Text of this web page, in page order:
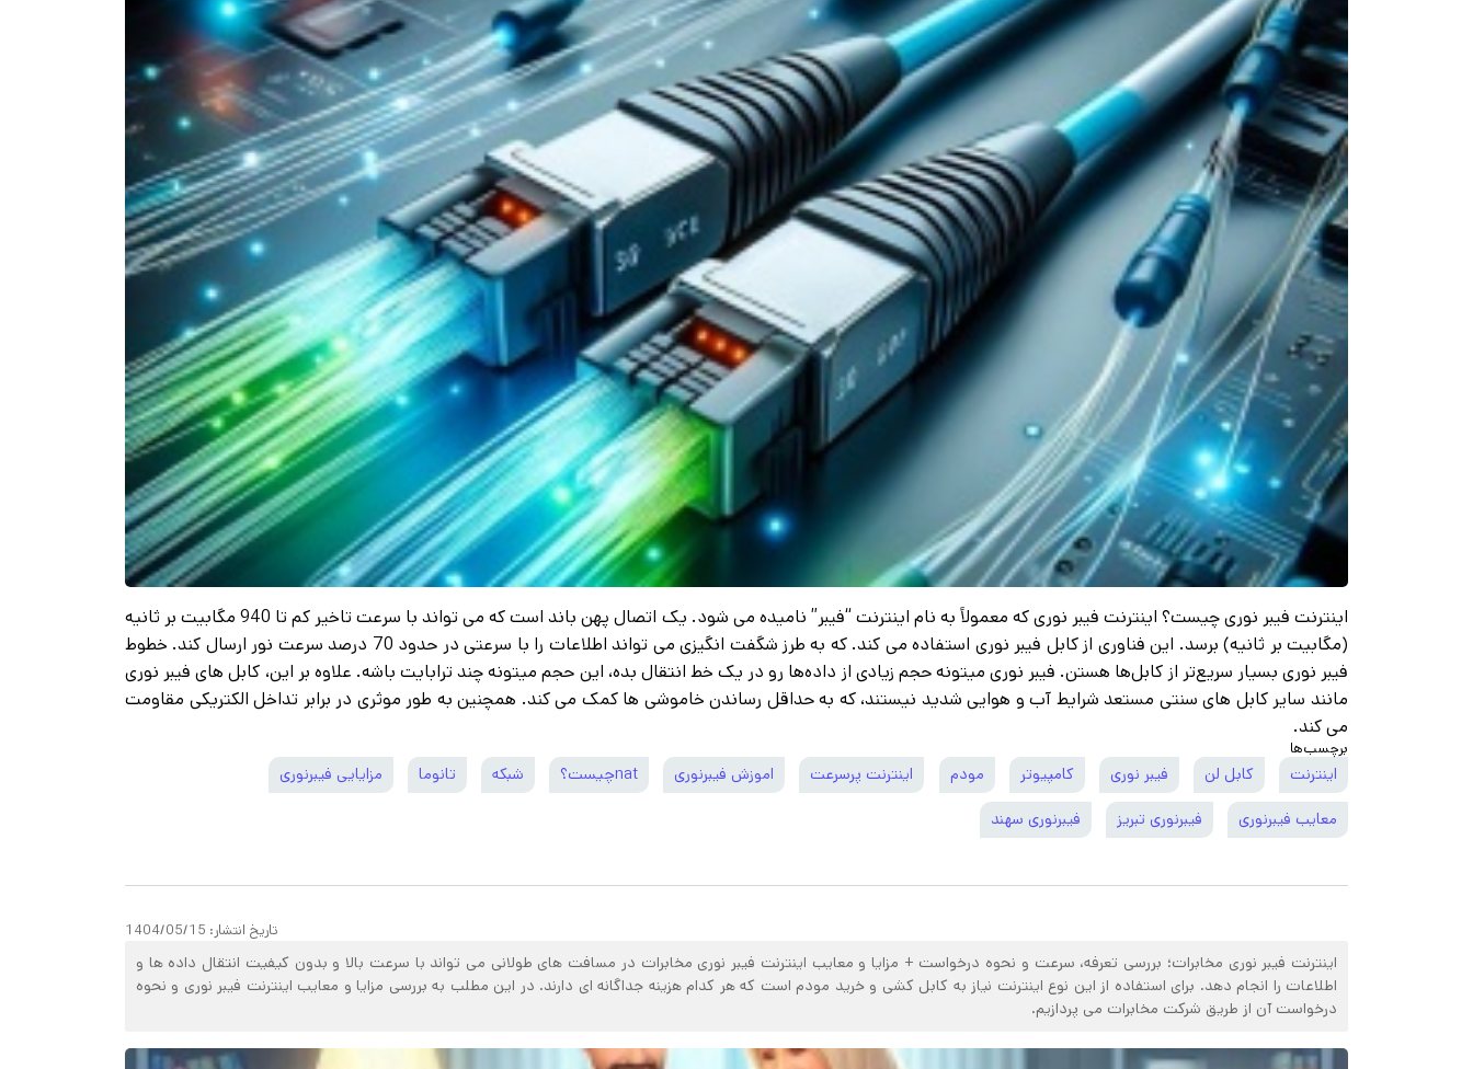
اینترنت فیبر نوری چیست؟ اینترنت فیبر نوری که معمولاً به نام اینترنت “فیبر” نامیده می شود. یک اتصال پهن باند است که می تواند با سرعت تاخیر کم تا 940 مگابیت بر ثانیه
(مگابیت بر ثانیه) برسد. این فناوری از کابل فیبر نوری استفاده می کند. که به طرز شگفت انگیزی می تواند اطلاعات را با سرعتی در حدود 70 درصد سرعت نور ارسال کند. خطوط
فیبر نوری بسیار سریع‌تر از کابل‌ها هستن. فیبر نوری میتونه حجم زیادی از داده‌ها رو در یک خط انتقال بده، این حجم میتونه چند ترابایت باشه. علاوه بر این، کابل های فیبر نوری
مانند سایر کابل های سنتی مستعد شرایط آب و هوایی شدید نیستند، که به حداقل رساندن خاموشی ها کمک می کند. همچنین به طور موثری در برابر تداخل الکتریکی مقاومت
می کند.
برچسب‌ها
اینترنت کابل لن فیبر نوری کامپیوتر مودم اینترنت پرسرعت اموزش فیبرنوری natچیست؟ شبکه تانوما مزایایی فیبرنوری
معایب فیبرنوری فیبرنوری تبریز فیبرنوری سهند
تاریخ انتشار: 1404/05/15
اینترنت فیبر نوری مخابرات؛ بررسی تعرفه، سرعت و نحوه درخواست + مزایا و معایب اینترنت فیبر نوری مخابرات در مسافت های طولانی می تواند با سرعت بالا و بدون کیفیت انتقال داده ها و
اطلاعات را انجام دهد. برای استفاده از این نوع اینترنت نیاز به کابل کشی و خرید مودم است که هر کدام هزینه جداگانه ای دارند. در این مطلب به بررسی مزایا و معایب اینترنت فیبر نوری و نحوه
درخواست آن از طریق شرکت مخابرات می پردازیم.